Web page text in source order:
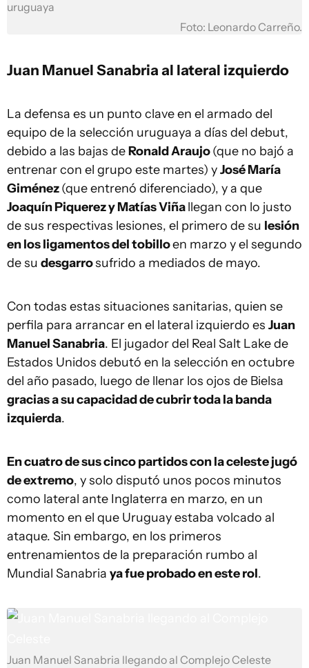
uruguaya
Foto: Leonardo Carreño.
Juan Manuel Sanabria al lateral izquierdo
La defensa es un punto clave en el armado del
equipo de la selección uruguaya a días del debut,
debido a las bajas deRonald Araujo(que no bajó a
entrenar con el grupo este martes) yJosé María
Giménez(que entrenó diferenciado), y a que
Joaquín Piquerez y Matías Viñallegan con lo justo
de sus respectivas lesiones, el primero de su lesión
en los ligamentos del tobilloen marzo y el segundo
de su desgarrosufrido a mediados de mayo.
Con todas estas situaciones sanitarias, quien se
perfila para arrancar en el lateral izquierdo es Juan
Manuel Sanabria. El jugador del Real Salt Lake de
Estados Unidos debutó en la selección en octubre
del año pasado, luego de llenar los ojos de Bielsa
gracias a su capacidad de cubrir toda la banda
izquierda.
En cuatro de sus cinco partidos con la celeste jugó
de extremo, y solo disputó unos pocos minutos
como lateral ante Inglaterra en marzo, en un
momento en el que Uruguay estaba volcado al
ataque. Sin embargo, en los primeros
entrenamientos de la preparación rumbo al
Mundial Sanabria ya fue probado en este rol.
Juan Manuel Sanabria llegando al Complejo Celeste